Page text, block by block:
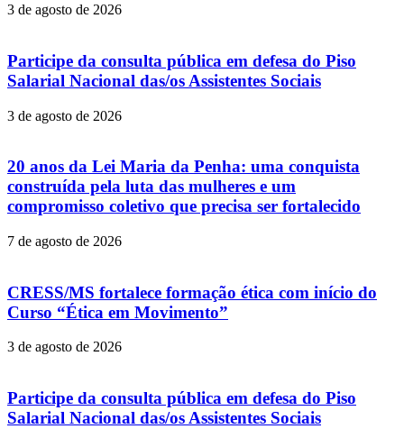
3 de agosto de 2026
Participe da consulta pública em defesa do Piso
Salarial Nacional das/os Assistentes Sociais
3 de agosto de 2026
20 anos da Lei Maria da Penha: uma conquista
construída pela luta das mulheres e um
compromisso coletivo que precisa ser fortalecido
7 de agosto de 2026
CRESS/MS fortalece formação ética com início do
Curso “Ética em Movimento”
3 de agosto de 2026
Participe da consulta pública em defesa do Piso
Salarial Nacional das/os Assistentes Sociais